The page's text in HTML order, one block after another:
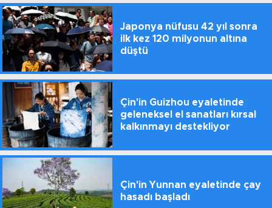
Japonya nüfusu 42 yıl sonra
ilk kez 120 milyonun altına
düştü
Çin'in Guizhou eyaletinde
geleneksel el sanatları kırsal
kalkınmayı destekliyor
Çin'in Yunnan eyaletinde çay
hasadı başladı